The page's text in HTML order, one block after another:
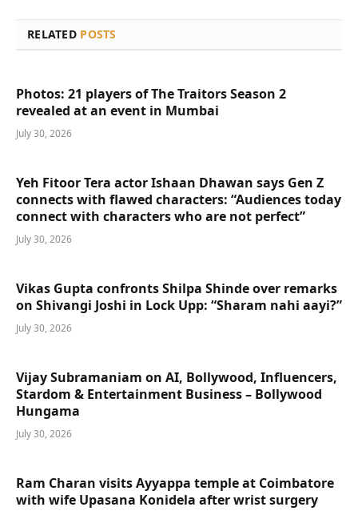
RELATED POSTS
Photos: 21 players of The Traitors Season 2
revealed at an event in Mumbai
July 30, 2026
Yeh Fitoor Tera actor Ishaan Dhawan says Gen Z
connects with flawed characters: “Audiences today
connect with characters who are not perfect”
July 30, 2026
Vikas Gupta confronts Shilpa Shinde over remarks
on Shivangi Joshi in Lock Upp: “Sharam nahi aayi?”
July 30, 2026
Vijay Subramaniam on AI, Bollywood, Influencers,
Stardom & Entertainment Business – Bollywood
Hungama
July 30, 2026
Ram Charan visits Ayyappa temple at Coimbatore
with wife Upasana Konidela after wrist surgery